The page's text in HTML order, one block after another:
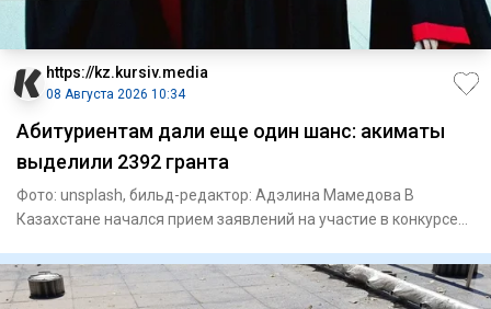
https://kz.kursiv.media
08 Августа 2026 10:34
Абитуриентам дали еще один шанс: акиматы
выделили 2392 гранта
Фото: unsplash, бильд-редактор: Адэлина Мамедова В
Казахстане начался прием заявлений на участие в конкурсе